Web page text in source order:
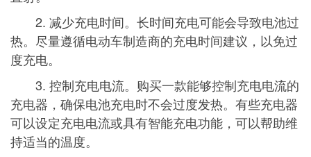
2. 减少充电时间。长时间充电可能会导致电池过
热。尽量遵循电动车制造商的充电时间建议，以免过
度充电。
3. 控制充电电流。购买一款能够控制充电电流的
充电器，确保电池充电时不会过度发热。有些充电器
可以设定充电电流或具有智能充电功能，可以帮助维
持适当的温度。